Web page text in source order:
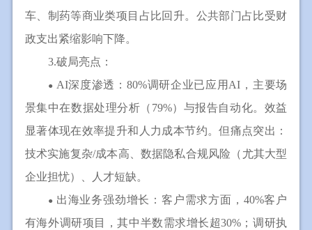
车、制药等商业类项目占比回升。公共部门占比受财
政支出紧缩影响下降。
3.破局亮点：
● AI深度渗透：80%调研企业已应用AI，主要场
景集中在数据处理分析（79%）与报告自动化。效益
显著体现在效率提升和人力成本节约。但痛点突出：
技术实施复杂/成本高、数据隐私合规风险（尤其大型
企业担忧）、人才短缺。
● 出海业务强劲增长：客户需求方面，40%客户
有海外调研项目，其中半数需求增长超30%；调研执